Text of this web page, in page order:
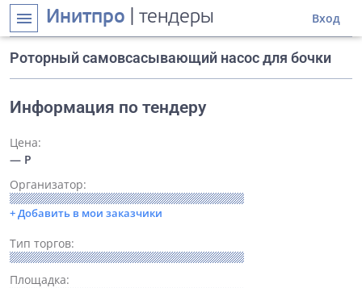
menu Инитпро | тендеры Вход
Роторный самовсасывающий насос для бочки
Информация по тендеру
Цена:
— Р
Организатор:
+ Добавить в мои заказчики
Тип торгов:
Площадка: